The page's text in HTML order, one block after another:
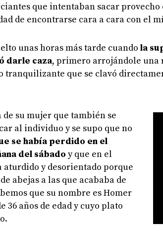
que intentaban sacar
de encontrarse cara a cara con el
unas horas más tarde cuando la
darle caza, primero arrojándole una
tranquilizante que se clavó
de su mujer que también se
al individuo y se supo que no
se había perdido en el
del sábado y que en el
y desorientado porque
abejas a las que acababa de
que su nombre es Homer
36 años de edad y cuyo plato